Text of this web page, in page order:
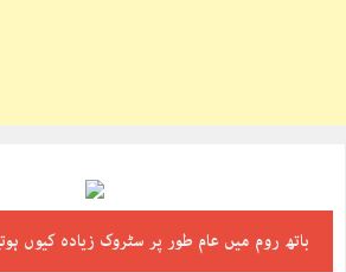
باتھ روم میں عام طور پر ‎سٹروک زیادہ کیوں ہوتے ہیں